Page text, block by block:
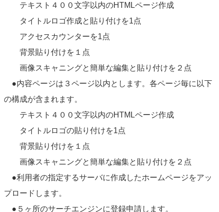
テキスト４００文字以内のHTMLページ作成
タイトルロゴ作成と貼り付けを1点
アクセスカウンターを1点
背景貼り付けを１点
画像スキャニングと簡単な編集と貼り付けを２点
●内容ページは３ページ以内とします。各ページ毎に以下
の構成が含まれます。
テキスト４００文字以内のHTMLページ作成
タイトルロゴの貼り付けを1点
背景貼り付けを１点
画像スキャニングと簡単な編集と貼り付けを２点
●利用者の指定するサーバに作成したホームページをアッ
プロードします。
●５ヶ所のサーチエンジンに登録申請します。